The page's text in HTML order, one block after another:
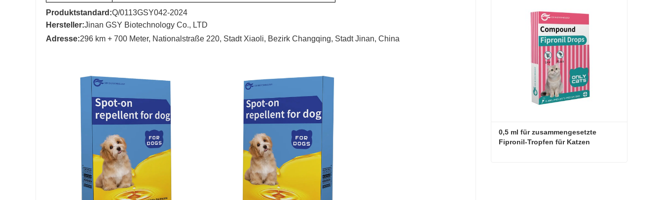
Produktstandard:Q/0113GSY042-2024
Hersteller:Jinan GSY Biotechnology Co., LTD
Adresse:296 km + 700 Meter, Nationalstraße 220, Stadt Xiaoli, Bezirk Changqing, Stadt Jinan, China
Jetzt Kontakt aufnehmen
0,5 ml für zusammengesetzte
Fipronil-Tropfen für Katzen